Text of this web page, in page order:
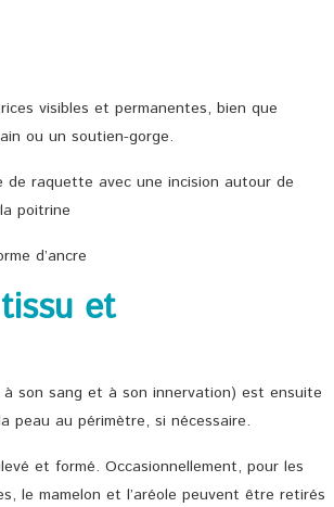
visibles et permanentes, bien que
ou un soutien-gorge.
raquette avec une incision autour de
poitrine
d’ancre
et
son sang et à son innervation) est ensuite
peau au périmètre, si nécessaire.
et formé. Occasionnellement, pour les
le mamelon et l’aréole peuvent être retirés